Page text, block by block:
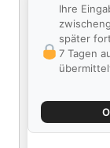
Ihre
später
7 Tagen